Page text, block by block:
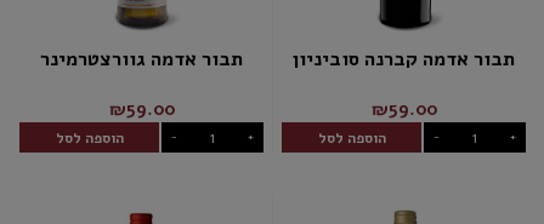
תבור אדמה קברנה סוביניון
₪59.00
- + הוספה לסל
תבור אדמה גוורצטרמינר
₪59.00
- + הוספה לסל